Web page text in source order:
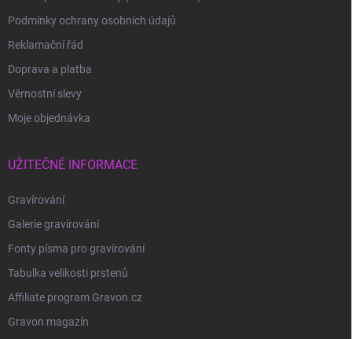
Podmínky ochrany osobních údajů
Reklamační řád
Doprava a platba
Věrnostní slevy
Moje objednávka
UŽITEČNÉ INFORMACE
Gravírování
Galerie gravírování
Fonty písma pro gravírování
Tabulka velikosti prstenů
Affiliate program Gravon.cz
Gravon magazín